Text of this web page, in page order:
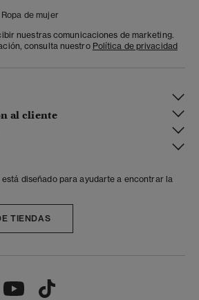
Ropa de mujer
nuestras comunicaciones de marketing.
consulta nuestro Política de privacidad
al cliente
diseñado para ayudarte a encontrar la
TIENDAS